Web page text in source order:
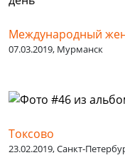
Международный
07.03.2019, Мурманск
Токсово
23.02.2019, Санкт-